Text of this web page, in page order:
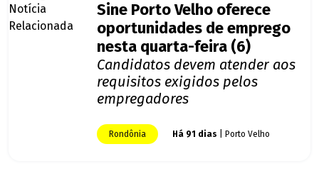
Sine Porto Velho oferece
oportunidades de emprego
nesta quarta-feira (6)
Candidatos devem atender aos
requisitos exigidos pelos
empregadores
Rondônia Há 91 dias | Porto Velho